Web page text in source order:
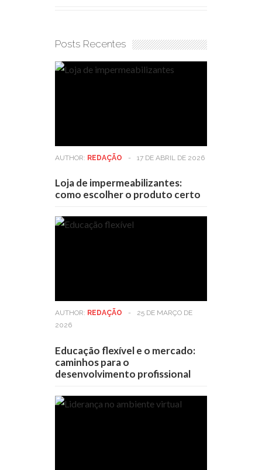
Posts Recentes
AUTHOR: REDAÇÃO - 17 DE ABRIL DE 2026
Loja de impermeabilizantes:
como escolher o produto certo
AUTHOR: REDAÇÃO -
25 DE MARÇO DE
2026
Educação flexível e o mercado:
caminhos para o
desenvolvimento profissional